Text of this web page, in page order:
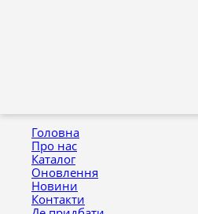
Головна
Про нас
Каталог
Оновлення
Новини
Контакти